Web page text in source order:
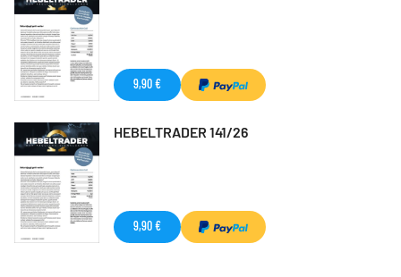
9,90 €
HEBELTRADER 141/26
9,90 €